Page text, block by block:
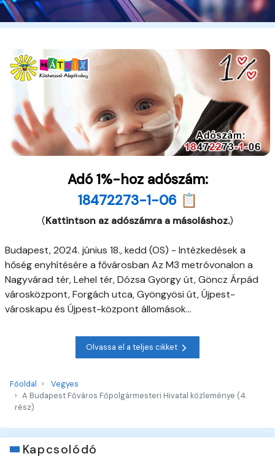
Adó 1%-hoz adószám:
18472273-1-06 📋
(Kattintson az adószámra a másoláshoz.)
Budapest, 2024. június 18., kedd (OS) - Intézkedések a
hőség enyhítésére a fővárosban Az M3 metróvonalon a
Nagyvárad tér, Lehel tér, Dózsa György út, Göncz Árpád
városközpont, Forgách utca, Gyöngyösi út, Újpest-
városkapu és Újpest-központ állomások...
Olvassa el a teljes cikket
Főoldal
Vegyes
A Budapest Főváros Főpolgármesteri Hivatal közleménye (4.
rész)
Kapcsolódó